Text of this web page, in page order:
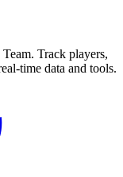
Track players,
time data and tools.